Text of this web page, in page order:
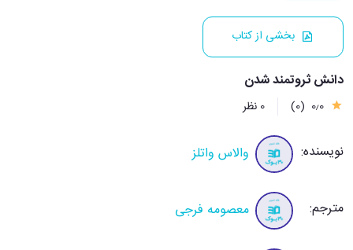
بخشی از کتاب
دانش ثروتمند شدن
0٫0 (0) 0 نظر
نویسنده: والاس واتلز
مترجم: معصومه فرجی